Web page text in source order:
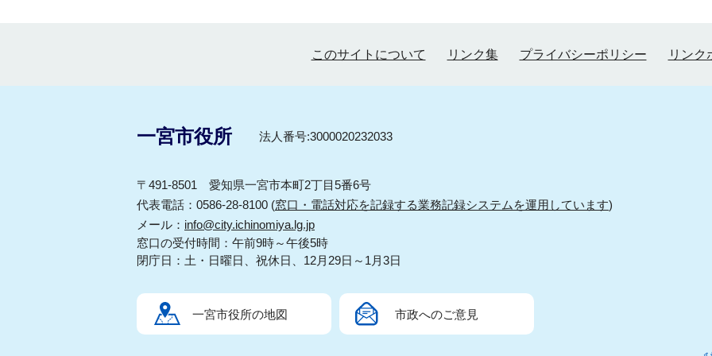
このサイトについて リンク集 プライバシーポリシー リンク
一宮市役所 法人番号:3000020232033
〒491-8501 愛知県一宮市本町2丁目5番6号
代表電話：0586-28-8100 (窓口・電話対応を記録する業務記録システムを運用しています)
メール： info@city.ichinomiya.lg.jp
窓口の受付時間：午前9時～午後5時
閉庁日：土・日曜日、祝休日、12月29日～1月3日
一宮市役所の地図 市政へのご意見